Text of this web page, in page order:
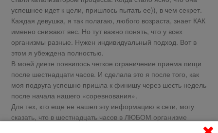
успешнее идет к цели, пришлось пытать ее)), в чем секрет.
Каждая девушка, я так полагаю, любого возраста, знает КАК
именно снижают вес. Но тут важно понять, что у всех
организмы разные. Нужен индивидуальный подход. Вот в
этом я убеждена полностью.
В моей диете появилось четкое ограничение приема пищи
после шестнадцати часов. И сделала это я после того, как
моя подруга успешно пришла к финишу через шесть недель
после начала нашего «соревнования».
Для тех, кто еще не нашел эту информацию в сети, могу
сказать, что в шестнадцать часов в ЛЮБОМ организме